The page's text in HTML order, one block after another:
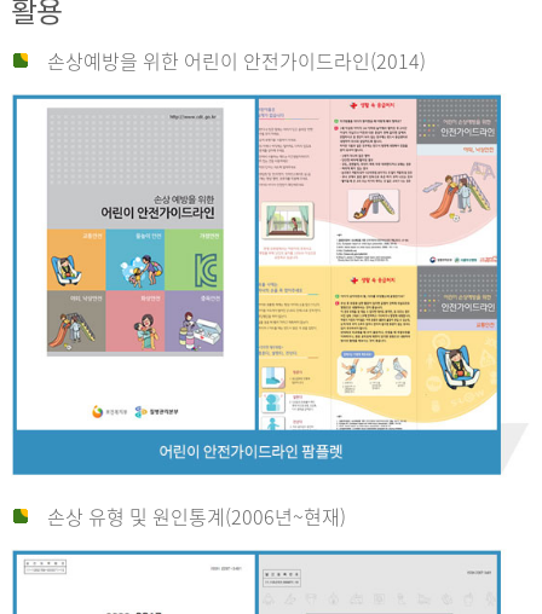
활용
손상예방을 위한 어린이 안전가이드라인(2014)
손상 유형 및 원인통계(2006년~현재)